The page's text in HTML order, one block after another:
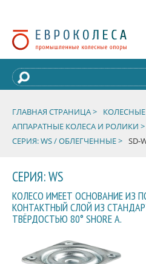
ГЛАВНАЯ СТРАНИЦА >
АППАРАТНЫЕ КОЛЕСА И РОЛИКИ >
СЕРИЯ: WS / ОБЛЕГЧЕННЫЕ > SD-
СЕРИЯ: WS
КОЛЕСО ИМЕЕТ ОСНОВАНИЕ ИЗ
КОНТАКТНЫЙ СЛОЙ ИЗ
ТВЁРДОСТЬЮ 80° SHORE A.